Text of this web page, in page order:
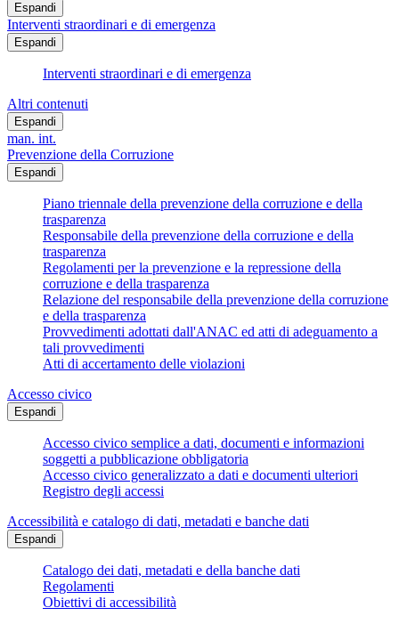
Espandi
Interventi straordinari e di emergenza
Espandi
Interventi straordinari e di emergenza
Altri contenuti
Espandi
man. int.
Prevenzione della Corruzione
Espandi
Piano triennale della prevenzione della corruzione e della
trasparenza
Responsabile della prevenzione della corruzione e della
trasparenza
Regolamenti per la prevenzione e la repressione della
corruzione e della trasparenza
Relazione del responsabile della prevenzione della corruzione
e della trasparenza
Provvedimenti adottati dall'ANAC ed atti di adeguamento a
tali provvedimenti
Atti di accertamento delle violazioni
Accesso civico
Espandi
Accesso civico semplice a dati, documenti e informazioni
soggetti a pubblicazione obbligatoria
Accesso civico generalizzato a dati e documenti ulteriori
Registro degli accessi
Accessibilità e catalogo di dati, metadati e banche dati
Espandi
Catalogo dei dati, metadati e della banche dati
Regolamenti
Obiettivi di accessibilità